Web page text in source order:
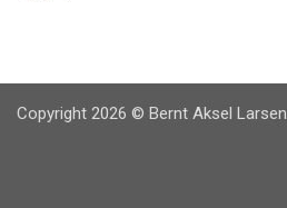
Copyright 2026 © Bernt Aksel Larsen